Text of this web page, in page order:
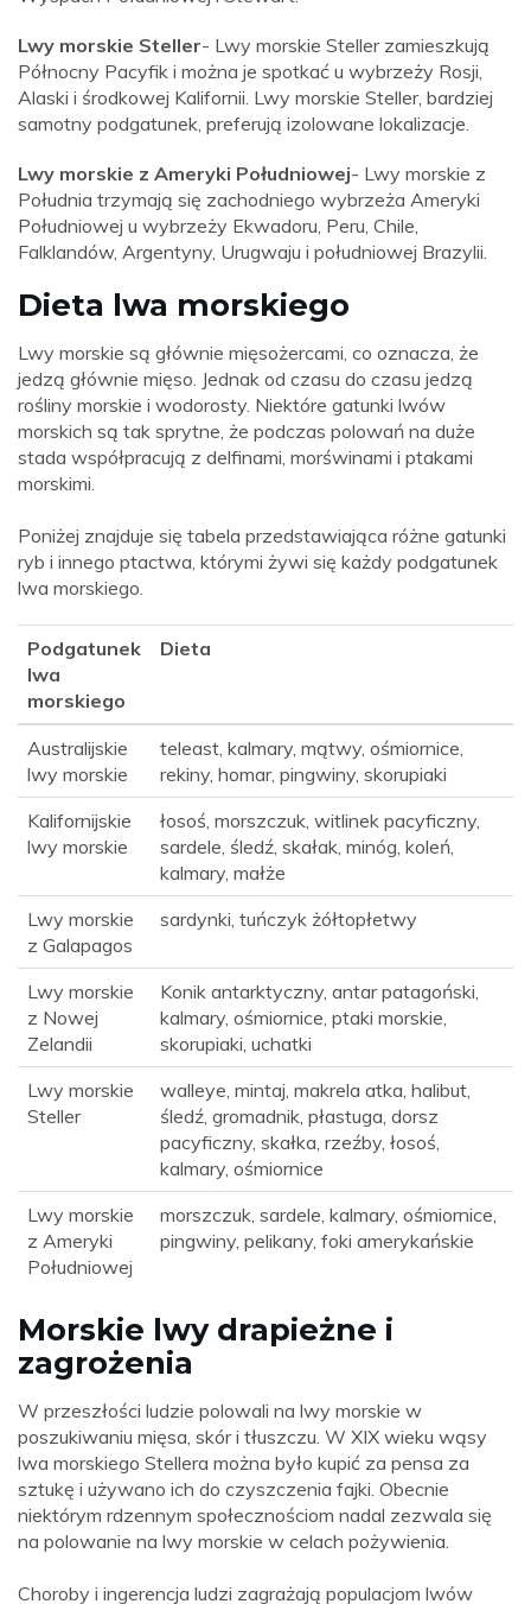
Lwy morskie Steller- Lwy morskie Steller zamieszkują
Północny Pacyfik i można je spotkać u wybrzeży Rosji,
Alaski i środkowej Kalifornii. Lwy morskie Steller, bardziej
samotny podgatunek, preferują izolowane lokalizacje.
Lwy morskie z Ameryki Południowej- Lwy morskie z
Południa trzymają się zachodniego wybrzeża Ameryki
Południowej u wybrzeży Ekwadoru, Peru, Chile,
Falklandów, Argentyny, Urugwaju i południowej Brazylii.
Dieta lwa morskiego
Lwy morskie są głównie mięsożercami, co oznacza, że ​​
jedzą głównie mięso. Jednak od czasu do czasu jedzą
rośliny morskie i wodorosty. Niektóre gatunki lwów
morskich są tak sprytne, że podczas polowań na duże
stada współpracują z delfinami, morświnami i ptakami
morskimi.
Poniżej znajduje się tabela przedstawiająca różne gatunki
ryb i innego ptactwa, którymi żywi się każdy podgatunek
lwa morskiego.
Podgatunek
lwa
morskiego
Dieta
Australijskie
lwy morskie
teleast, kalmary, mątwy, ośmiornice,
rekiny, homar, pingwiny, skorupiaki
Kalifornijskie
lwy morskie
łosoś, morszczuk, witlinek pacyficzny,
sardele, śledź, skałak, minóg, koleń,
kalmary, małże
Lwy morskie
z Galapagos
sardynki, tuńczyk żółtopłetwy
Lwy morskie
z Nowej
Zelandii
Konik antarktyczny, antar patagoński,
kalmary, ośmiornice, ptaki morskie,
skorupiaki, uchatki
Lwy morskie
Steller
walleye, mintaj, makrela atka, halibut,
śledź, gromadnik, płastuga, dorsz
pacyficzny, skałka, rzeźby, łosoś,
kalmary, ośmiornice
Lwy morskie
z Ameryki
Południowej
morszczuk, sardele, kalmary, ośmiornice,
pingwiny, pelikany, foki amerykańskie
Morskie lwy drapieżne i
zagrożenia
W przeszłości ludzie polowali na lwy morskie w
poszukiwaniu mięsa, skór i tłuszczu. W XIX wieku wąsy
lwa morskiego Stellera można było kupić za pensa za
sztukę i używano ich do czyszczenia fajki. Obecnie
niektórym rdzennym społecznościom nadal zezwala się
na polowanie na lwy morskie w celach pożywienia.
Choroby i ingerencja ludzi zagrażają populacjom lwów